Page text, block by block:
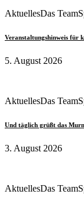
AktuellesDas Team
Veranstaltungshinweis für
5. August 2026
AktuellesDas Team
Und täglich grüßt das
3. August 2026
AktuellesDas Team